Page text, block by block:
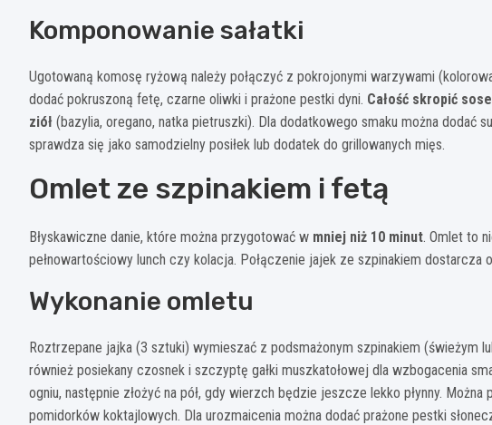
Komponowanie sałatki
Ugotowaną komosę ryżową należy połączyć z pokrojonymi warzywami
dodać pokruszoną fetę, czarne oliwki i prażone pestki dyni. Całość skropić
ziół (bazylia, oregano, natka pietruszki). Dla dodatkowego smaku można dodać
sprawdza się jako samodzielny posiłek lub dodatek do grillowanych mięs.
Omlet ze szpinakiem i fetą
Błyskawiczne danie, które można przygotować w mniej niż 10 minut. Omlet to
pełnowartościowy lunch czy kolacja. Połączenie jajek ze szpinakiem dostarcza
Wykonanie omletu
Roztrzepane jajka (3 sztuki) wymieszać z podsmażonym szpinakiem (świeżym
również posiekany czosnek i szczyptę gałki muszkatołowej dla wzbogacenia
ogniu, następnie złożyć na pół, gdy wierzch będzie jeszcze lekko płynny.
pomidorków koktajlowych. Dla urozmaicenia można dodać prażone pestki